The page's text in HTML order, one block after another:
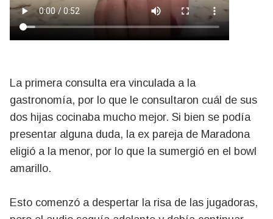
La primera consulta era vinculada a la
gastronomía, por lo que le consultaron cuál de sus
dos hijas cocinaba mucho mejor. Si bien se podía
presentar alguna duda, la ex pareja de Maradona
eligió a la menor, por lo que la sumergió en el bowl
amarillo.
Esto comenzó a despertar la risa de las jugadoras,